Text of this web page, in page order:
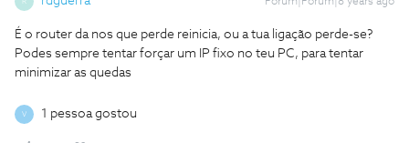
É o router da nos que perde reinicia, ou a tua ligação perde-se?
Podes sempre tentar forçar um IP fixo no teu PC, para tentar
minimizar as quedas
V 1 pessoa gostou